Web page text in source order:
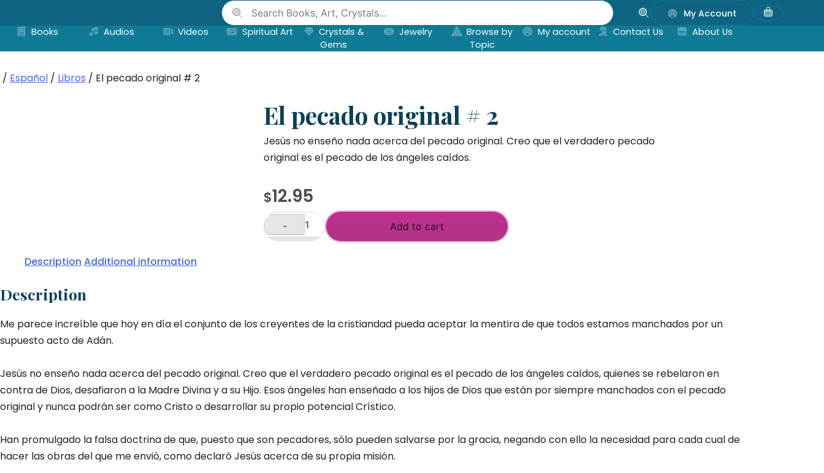
content
My Account
Books
Audios Videos Spiritual Art
Crystals &
Gems
Jewelry
Browse by
Topic
My account Contact Us About Us
/ Español / Libros / El pecado original # 2
El pecado original # 2
Jesús no enseño nada acerca del pecado original. Creo que el verdadero pecado
original es el pecado de los ángeles caídos.
$12.95
El
-
Add to cart
Description Additional information
Description
Me parece increíble que hoy en día el conjunto de los creyentes de la cristiandad pueda aceptar la mentira de que todos estamos manchados por un
supuesto acto de Adán.
Jesús no enseño nada acerca del pecado original. Creo que el verdadero pecado original es el pecado de los ángeles caídos, quienes se rebelaron en
contra de Dios, desafiaron a la Madre Divina y a su Hijo. Esos ángeles han enseñado a los hijos de Dios que están por siempre manchados con el pecado
original y nunca podrán ser como Cristo o desarrollar su propio potencial Crístico.
Han promulgado la falsa doctrina de que, puesto que son pecadores, sólo pueden salvarse por la gracia, negando con ello la necesidad para cada cual de
hacer las obras del que me envió, como declaró Jesús acerca de su propia misión.